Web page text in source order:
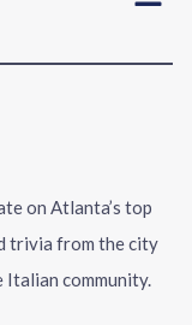
on Atlanta’s top
trivia from the city
Italian community.